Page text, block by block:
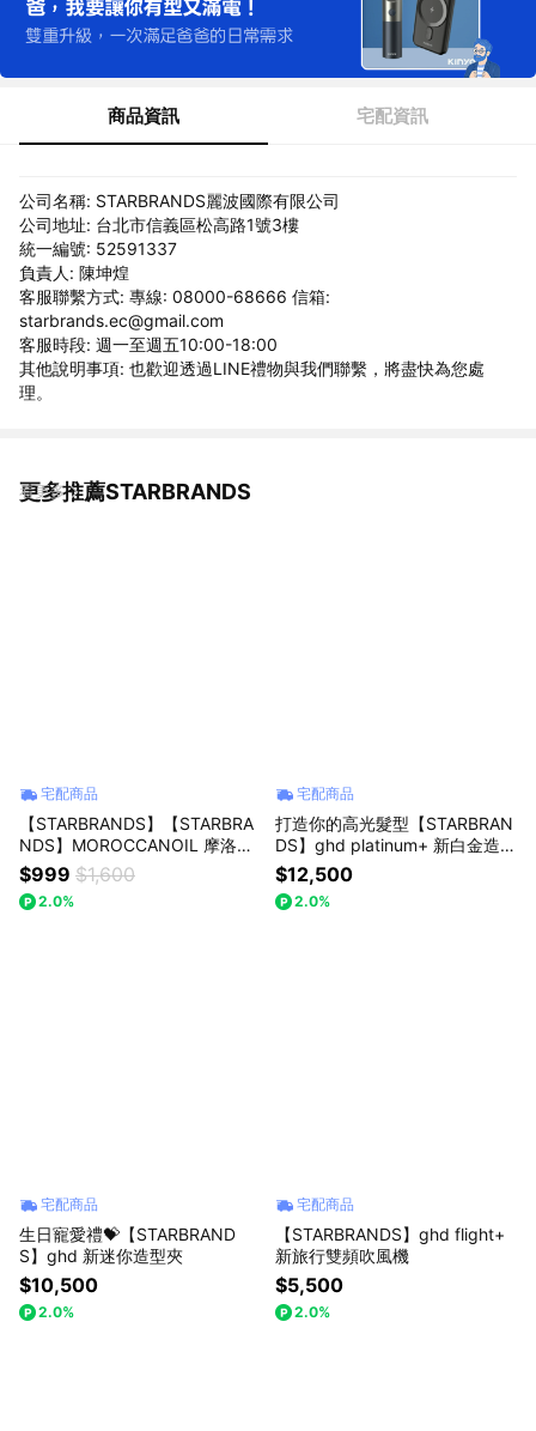
商品資訊 宅配資訊
公司名稱: STARBRANDS麗波國際有限公司
公司地址: 台北市信義區松高路1號3樓
統一編號: 52591337
負責人: 陳坤煌
客服聯繫方式: 專線: 08000-68666 信箱:
starbrands.ec@gmail.com
客服時段: 週一至週五10:00-18:00
其他說明事項: 也歡迎透過LINE禮物與我們聯繫，將盡快為您處
理。
更多推薦STARBRANDS
看更多
宅配商品
【STARBRANDS】【STARBRA
NDS】MOROCCANOIL 摩洛哥
優油旅行組(摩洛哥優油25ML
+輕優油10MLx2 ) ★附STARBR
ANDS紙袋
$999 $1,600
2.0%
宅配商品
打造你的高光髮型【STARBRAN
DS】ghd platinum+ 新白金造型
夾(黑)
$12,500
2.0%
宅配商品
生日寵愛禮💝【STARBRAND
S】ghd 新迷你造型夾
$10,500
2.0%
宅配商品
【STARBRANDS】ghd flight+
新旅行雙頻吹風機
$5,500
2.0%